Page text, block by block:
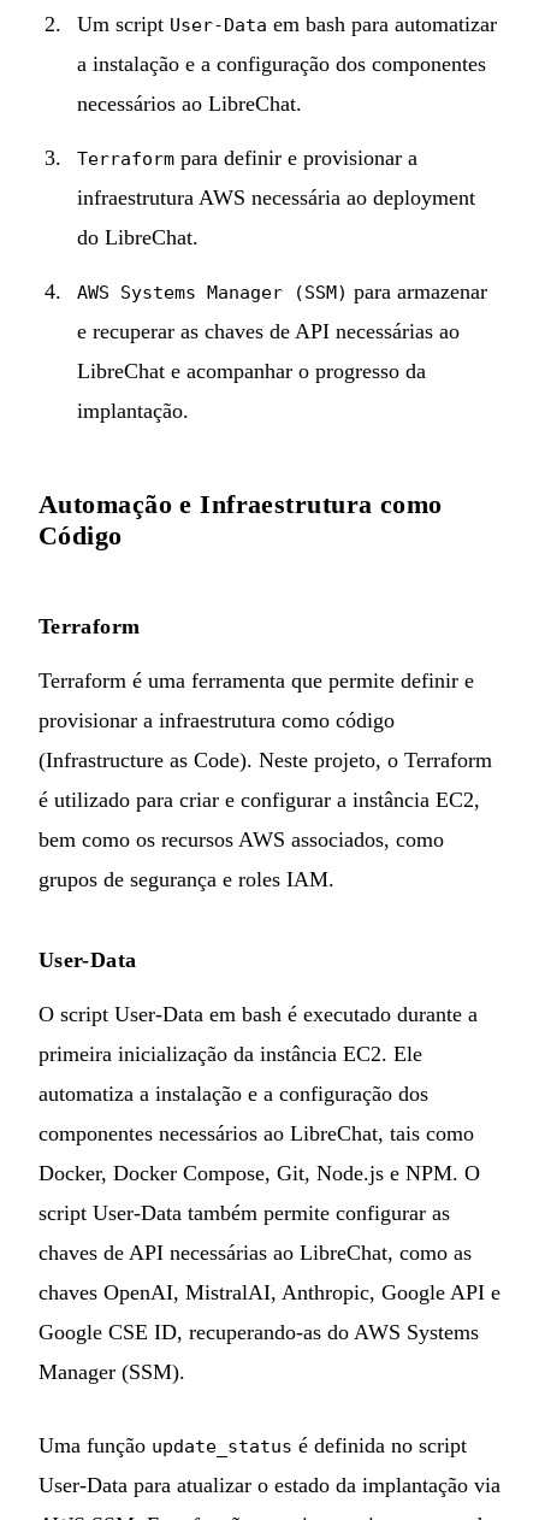
Um script User-Data em bash para automatizar
a instalação e a configuração dos componentes
necessários ao LibreChat.
Terraform para definir e provisionar a
infraestrutura AWS necessária ao deployment
do LibreChat.
AWS Systems Manager (SSM) para armazenar
e recuperar as chaves de API necessárias ao
LibreChat e acompanhar o progresso da
implantação.
Automação e Infraestrutura como
Código
Terraform
Terraform é uma ferramenta que permite definir e
provisionar a infraestrutura como código
(Infrastructure as Code). Neste projeto, o Terraform
é utilizado para criar e configurar a instância EC2,
bem como os recursos AWS associados, como
grupos de segurança e roles IAM.
User-Data
O script User-Data em bash é executado durante a
primeira inicialização da instância EC2. Ele
automatiza a instalação e a configuração dos
componentes necessários ao LibreChat, tais como
Docker, Docker Compose, Git, Node.js e NPM. O
script User-Data também permite configurar as
chaves de API necessárias ao LibreChat, como as
chaves OpenAI, MistralAI, Anthropic, Google API e
Google CSE ID, recuperando-as do AWS Systems
Manager (SSM).
Uma função update_status é definida no script
User-Data para atualizar o estado da implantação via